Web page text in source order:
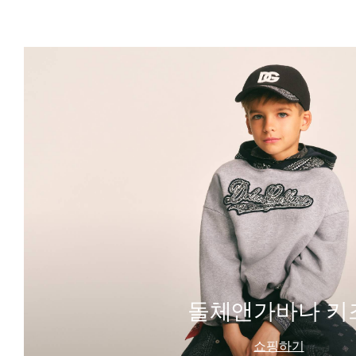
돌체앤가바나 키
쇼핑하기